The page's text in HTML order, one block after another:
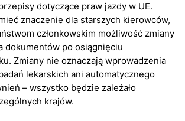
dotyczące praw jazdy w UE.
znaczenie dla starszych kierowców,
członkowskim możliwość zmiany
dokumentów po osiągnięciu
Zmiany nie oznaczają wprowadzenia
lekarskich ani automatycznego
– wszystko będzie zależało
krajów.